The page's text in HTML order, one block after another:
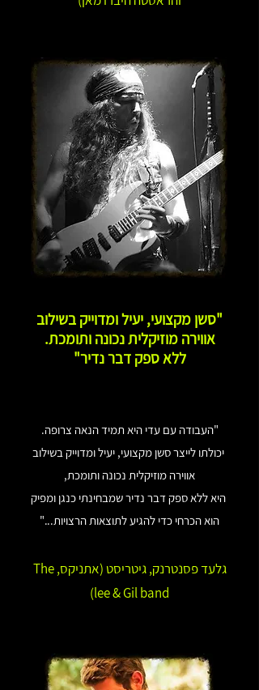
"סשן מקצועי, יעיל ומדוייק בשילוב
אווירה מוזיקלית נכונה ותומכת.
ללא ספק דבר נדיר"
"העבודה עם עדי היא תמיד הנאה צרופה.
יכולתו לייצר סשן מקצועי, יעיל ומדוייק בשילוב
אווירה מוזיקלית נכונה ותומכת,
היא ללא ספק דבר נדיר שמבחינתי כנגן ומפיק
הוא הכרחי כדי להגיע לתוצאות הרצויות..."
גלעד פסנטרנק, גיטריסט (אתניקס, The
lee & Gil band)